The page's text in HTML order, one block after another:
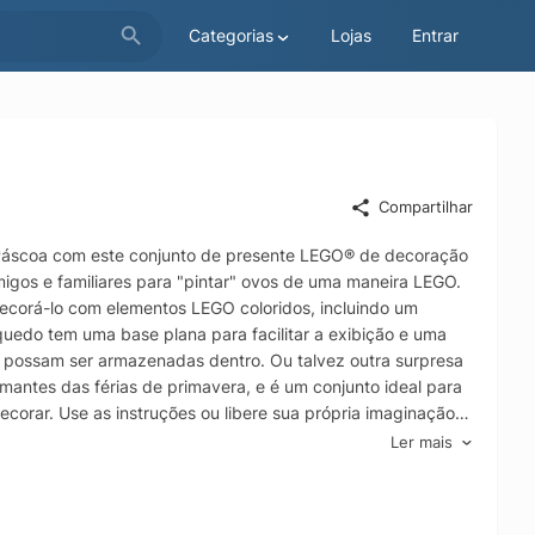
Categorias Lojas Entrar
Compartilhar
com este conjunto de presente LEGO® de decoração
e familiares para "pintar" ovos de uma maneira LEGO.
lo com elementos LEGO coloridos, incluindo um
tem uma base plana para facilitar a exibição e uma
ser armazenadas dentro. Ou talvez outra surpresa
das férias de primavera, e é um conjunto ideal para
Use as instruções ou libere sua própria imaginação e
ser alterada a qualquer momento para se adequar ao
em sua casa ou escritório. Kit de construção de Páscoa
a partir de 9 anos com este conjunto de brinquedos
espaço Decoração de primavera LEGO® O
Ler mais